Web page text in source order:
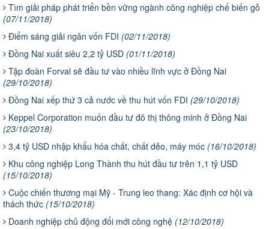
Tìm giải pháp phát triển bền vững ngành công nghiệp chế biến gỗ
(07/11/2018)
Điểm sáng giải ngân vốn FDI (02/11/2018)
Đồng Nai xuất siêu 2,2 tỷ USD (01/11/2018)
​Tập đoàn Forval sẽ đầu tư vào nhiều lĩnh vực ở Đồng Nai
(29/10/2018)
Đồng Nai xếp thứ 3 cả nước về thu hút vốn FDI (29/10/2018)
​Keppel Corporation muốn đầu tư đô thị thông minh ở Đồng Nai
(23/10/2018)
​3,4 tỷ USD nhập khẩu hóa chất, chất dẻo, máy móc (16/10/2018)
​Khu công nghiệp Long Thành thu hút đầu tư trên 1,1 tỷ USD
(15/10/2018)
​Cuộc chiến thương mại Mỹ - Trung leo thang: Xác định cơ hội và
thách thức (15/10/2018)
Doanh nghiệp chủ động đổi mới công nghệ (12/10/2018)